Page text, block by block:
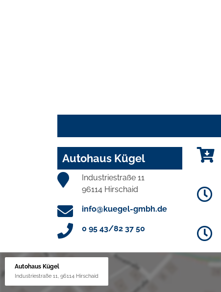
Autohaus Kügel
Industriestraße 11
96114 Hirschaid
info@kuegel-gmbh.de
0 95 43/82 37 50
Autohaus Kügel
Industriestraße 11, 96114 Hirschaid